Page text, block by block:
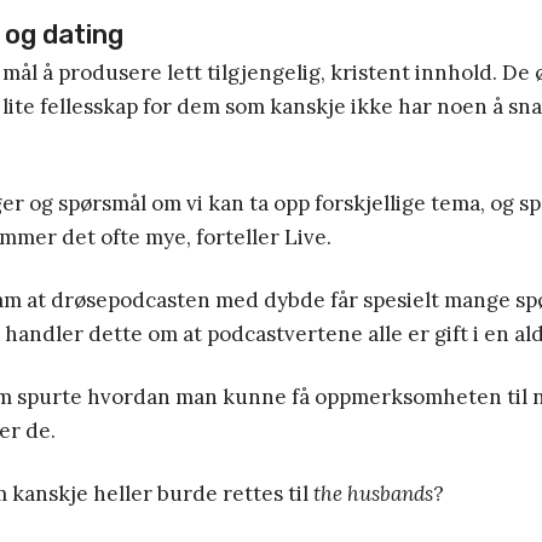
dating
å produsere lett tilgjengelig, kristent innhold. De
fellesskap for dem som kanskje ikke har noen å
og spørsmål om vi kan ta opp forskjellige tema, og
det ofte mye, forteller Live.
at drøsepodcasten med dybde får spesielt mange
dette om at podcastvertene alle er gift i en
spurte hvordan man kunne få oppmerksomheten til
de.
kanskje heller burde rettes tilthe husbands?